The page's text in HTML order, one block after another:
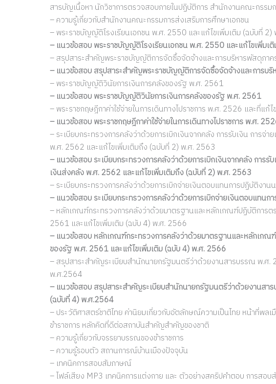
สารบัญเนื้อหา นักวิชาการตรวจสอบภายในปฏิบัติการ สำนักงานคณะกรรม
– ความรู้เกี่ยวกับสำนักงานคณะกรรมการส่งเสริมการศึกษาเอกชน
– พระราชบัญญัติโรงเรียนเอกชน พ.ศ. 2550 และแก้ไขเพิ่มเติม (ฉบับที่
– แนวข้อสอบ พระราชบัญญัติโรงเรียนเอกชน พ.ศ. 2550 และแก้ไขเพิ่ม
– สรุปสาระสำคัญพระราชบัญญัติการจัดซื้อจัดจ้างและการบริหารพัสดุภา
– แนวข้อสอบ สรุปสาระสำคัญพระราชบัญญัติการจัดซื้อจัดจ้างและการบ
– พระราชบัญญัติวินัยการเงินการคลังของรัฐ พ.ศ. 2561
– แนวข้อสอบ พระราชบัญญัติวินัยการเงินการคลังของรัฐ พ.ศ. 2561
– พระราชกฤษฎีกาค่าใช้จ่ายในการเดินทางไปราชการ พ.ศ. 2526 และที่แ
– แนวข้อสอบ พระราชกฤษฎีกาค่าใช้จ่ายในการเดินทางไปราชการ พ.ศ.
– ระเบียบกระทรวงการคลังว่าด้วยการเบิกเงินจากคลัง การรับเงิน การจ่า
พ.ศ. 2562 และแก้ไขเพิ่มเติมถึง (ฉบับที่ 2) พ.ศ. 2563
– แนวข้อสอบ ระเบียบกระทรวงการคลังว่าด้วยการเบิกเงินจากคลัง การรั
เงินส่งคลัง พ.ศ. 2562 และแก้ไขเพิ่มเติมถึง (ฉบับที่ 2) พ.ศ. 2563
– ระเบียบกระทรวงการคลังว่าด้วยการเบิกจ่ายเงินตอบแทนการปฏิบัติงาน
– แนวข้อสอบ ระเบียบกระทรวงการคลังว่าด้วยการเบิกจ่ายเงินตอบแทน
– หลักเกณฑ์กระทรวงการคลังว่าด้วยมาตรฐานและหลักเกณฑ์ปฏิบัติการ
2561 และแก้ไขเพิ่มเติม (ฉบับ 4) พ.ศ. 2566
– แนวข้อสอบ หลักเกณฑ์กระทรวงการคลังว่าด้วยมาตรฐานและหลักเกณ
ของรัฐ พ.ศ. 2561 และแก้ไขเพิ่มเติม (ฉบับ 4) พ.ศ. 2566
– สรุปสาระสำคัญระเบียบสำนักนายกรัฐมนตรีว่าด้วยงานสารบรรณ พ.ศ.
พ.ศ.2564
– แนวข้อสอบ สรุปสาระสำคัญระเบียบสำนักนายกรัฐมนตรีว่าด้วยงานสา
(ฉบับที่ 4) พ.ศ.2564
– ประวัติศาสตร์ชาติไทย ค่านิยมเกี่ยวกับอัตลักษณ์ความเป็นไทย หน้าที่พล
ข้าราชการ หลักคิดที่ดีต่อสถาบันสำคัญสำคัญของชาติ
– ความรู้เกี่ยวกับจรรยาบรรณของข้าราชการ
– ความรู้รอบตัว สถานการณ์บ้านเมืองปัจจุบัน
– เทคนิคการสอบสัมภาษณ์
– ไฟล์เสียง MP3 เทคนิคการแต่งกาย และ ตัวอย่างสคริปคำตอบ การสอบ